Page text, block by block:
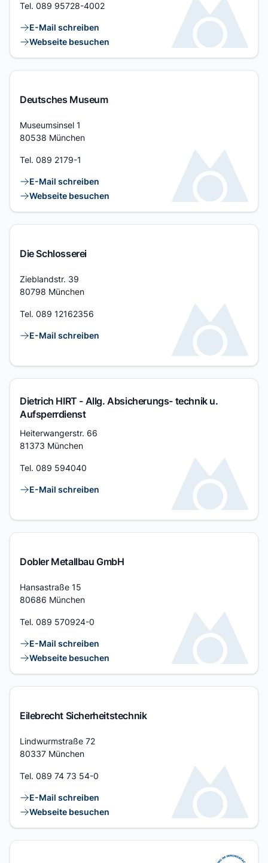
Tel. 089 95728-4002
Kontaktlinks
E-Mail schreiben
Webseite besuchen
Deutsches Museum
Adresse
Museumsinsel 1
80538 München
Tel. 089 2179-1
Kontaktlinks
E-Mail schreiben
Webseite besuchen
Die Schlosserei
Adresse
Zieblandstr. 39
80798 München
Tel. 089 12162356
Kontaktlinks
E-Mail schreiben
Dietrich HIRT - Allg. Absicherungs- technik u.
Aufsperrdienst
Adresse
Heiterwangerstr. 66
81373 München
Tel. 089 594040
Kontaktlinks
E-Mail schreiben
Dobler Metallbau GmbH
Adresse
Hansastraße 15
80686 München
Tel. 089 570924-0
Kontaktlinks
E-Mail schreiben
Webseite besuchen
Eilebrecht Sicherheitstechnik
Adresse
Lindwurmstraße 72
80337 München
Tel. 089 74 73 54-0
Kontaktlinks
E-Mail schreiben
Webseite besuchen